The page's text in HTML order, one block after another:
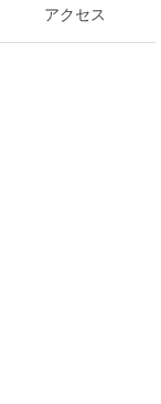
アクセス